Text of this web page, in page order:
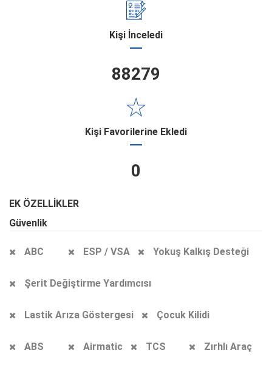
Kişi İnceledi
88279
Kişi Favorilerine Ekledi
0
EK ÖZELLİKLER
Güvenlik
ABC ESP / VSA Yokuş Kalkış Desteği
Şerit Değiştirme Yardımcısı
Lastik Arıza Göstergesi Çocuk Kilidi
ABS Airmatic TCS Zırhlı Araç